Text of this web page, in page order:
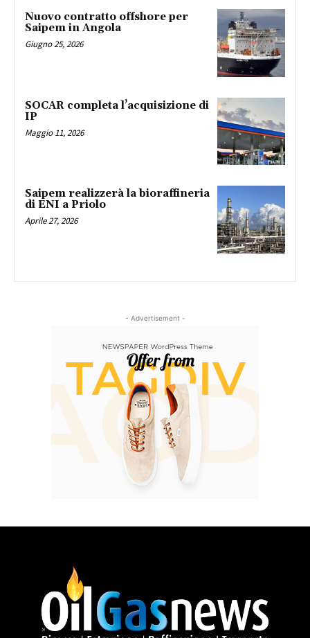
Nuovo contratto offshore per
Saipem in Angola
Giugno 25, 2026
SOCAR completa l’acquisizione di
IP
Maggio 11, 2026
Saipem realizzerà la bioraffineria
di ENI a Priolo
Aprile 27, 2026
- Advertisement -